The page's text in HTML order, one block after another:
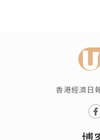
香港經濟日